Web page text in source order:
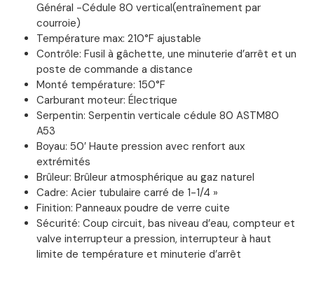
Général -Cédule 80 vertical(entraînement par
courroie)
Température max: 210°F ajustable
Contrôle: Fusil à gâchette, une minuterie d’arrêt et un
poste de commande a distance
Monté température: 150°F
Carburant moteur: Électrique
Serpentin: Serpentin verticale cédule 80 ASTM80
A53
Boyau: 50′ Haute pression avec renfort aux
extrémités
Brûleur: Brûleur atmosphérique au gaz naturel
Cadre: Acier tubulaire carré de 1-1/4 »
Finition: Panneaux poudre de verre cuite
Sécurité: Coup circuit, bas niveau d’eau, compteur et
valve interrupteur a pression, interrupteur à haut
limite de température et minuterie d’arrêt